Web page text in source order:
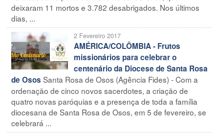
deixaram 11 mortos e 3.782 desabrigados. Nos últimos
dias, ...
2 Fevereiro 2017
AMÉRICA/COLÔMBIA - Frutos
missionários para celebrar o
centenário da Diocese de Santa Rosa
de Osos Santa Rosa de Osos (Agência Fides) - Com a
ordenação de cinco novos sacerdotes, a criação de
quatro novas paróquias e a presença de toda a família
diocesana de Santa Rosa de Osos, em 5 de fevereiro, se
celebrará ...